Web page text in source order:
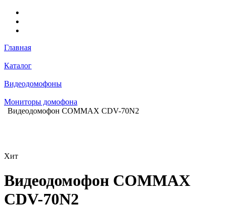
Главная
Каталог
Видеодомофоны
Мониторы домофона
Видеодомофон COMMAX CDV-70N2
Хит
Видеодомофон COMMAX
CDV-70N2